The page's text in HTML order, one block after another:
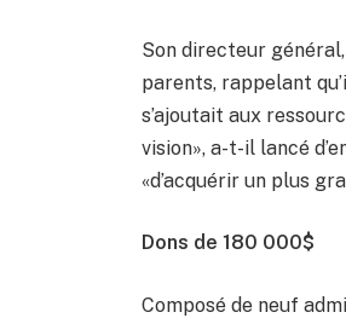
Son directeur
parents, rappelant
s’ajoutait aux
vision», a-t-il lancé
«d’acquérir un plus
Dons de 180 000$
Composé de neuf